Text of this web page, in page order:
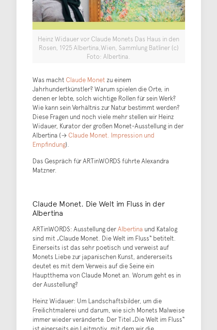
Heinz Widauer vor Claude Monets Das Haus in den
Rosen, 1925 Albertina,Wien, Sammlung Batliner (c)
Foto: Albertina.
Was machtClaude Monetzu einem
Jahrhundertkünstler? Warum spielen die Orte, in
denen er lebte, solch wichtige Rollen für sein Werk?
Wie kann sein Verhältnis zur Natur bestimmt werden?
Diese Fragen und noch viele mehr stellen wir Heinz
Widauer, Kurator der großen Monet-Ausstellung in der
Albertina (→ Claude Monet. Impression und
Empfindung).
Das Gespräch für ARTinWORDS führte Alexandra
Matzner.
Claude Monet. Die Welt im Fluss in der
Albertina
ARTinWORDS: Ausstellung derAlbertina und Katalog
sind mit „Claude Monet. Die Welt im Fluss“ betitelt.
Einerseits ist das sehr poetisch und verweist auf
Monets Liebe zur japanischen Kunst, andererseits
deutet es mit dem Verweis auf die Seine ein
Hauptthema von Claude Monet an. Worum geht es in
der Ausstellung?
Heinz Widauer: Um Landschaftsbilder, um die
Freilichtmalerei und darum, wie sich Monets Malweise
immer wieder veränderte. Der Titel „Die Welt im Fluss“